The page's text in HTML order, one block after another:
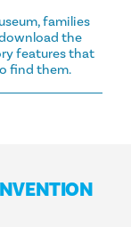
families
the
features that
find them.